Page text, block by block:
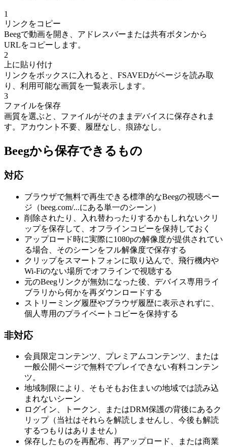
1
リンクをコピー
Beegで動画を開き、アドレスバーまたは共有ボタンから
URLをコピーします。
2
上に貼り付け
リンクをボックスに入れると、FSAVEDがページを読み取
り、利用可能な画質を一覧表示します。
3
ファイルを保存
画質を選ぶと、ファイルがそのままデバイスに保存されま
す。アカウント不要、履歴なし、痕跡なし。
Beegから保存できるもの
対応
ブラウザで無料で再生できる標準的なBeegの視聴ペー
ジ（beeg.com/...にある単一のシーン）
削除されたり、入れ替わったりするかもしれないクリ
ップを保存して、オフラインコピーを保持しておく
アップロード時に実際に1080pの解像度が提供されてい
る場合、そのシーンをフル解像度で保存する
クリップをスマートフォンに取り込んで、飛行機内や
Wi-Fiのない場所でオフラインで視聴する
元のBeegリンクが無効になった後、デバイス専用ライ
ブラリから何かを再ダウンロードする
ストリーミング履歴やブラウザ履歴に表示されずに、
個人専用のプライベートコピーを保持する
非対応
会員限定コンテンツ、プレミアムコンテンツ、または
一般公開ページで無料でプレイできない有料コンテン
ツ。
地域制限により、そもそもお住まいの地域では読み込
まれないシーン
ログイン、トークン、またはDRM保護の背後にあるク
リップ（当社はそれらを解読しませんし、今後も解読
するつもりはありません）
保存したものを再配布、再アップロード、または商業